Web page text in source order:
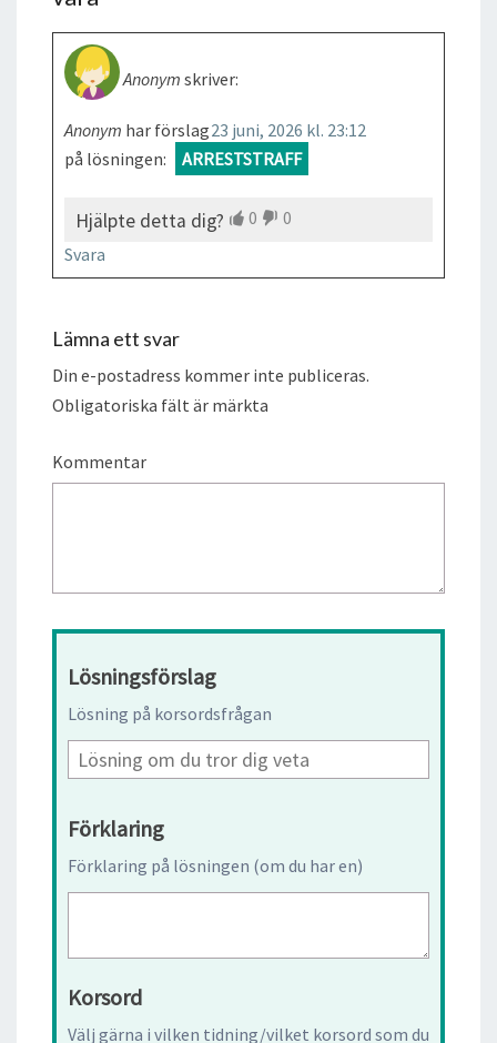
Anonym skriver:
23 juni, 2026 kl. 23:12
Anonym har förslag
på lösningen:
ARRESTSTRAFF
Hjälpte detta dig? 0
0
Svara
Lämna ett svar
Din e-postadress kommer inte publiceras.
Obligatoriska fält är märkta
Kommentar
Lösningsförslag
Lösning på korsordsfrågan
Förklaring
Förklaring på lösningen (om du har en)
Korsord
Välj gärna i vilken tidning/vilket korsord som du